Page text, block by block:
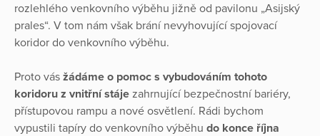
rozlehlého venkovního výběhu jižně od pavilonu „Asijský
prales“. V tom nám však brání nevyhovující spojovací
koridor do venkovního výběhu.
Proto vás žádáme o pomoc s vybudováním tohoto
koridoru z vnitřní stáje zahrnující bezpečnostní bariéry,
přístupovou rampu a nové osvětlení. Rádi bychom
vypustili tapíry do venkovního výběhu do konce října